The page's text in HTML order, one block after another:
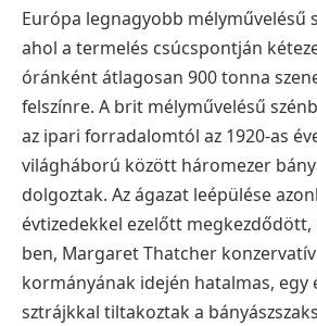
Európa legnagyobb mélyművelésű
ahol a termelés csúcspontján
óránként átlagosan 900 tonna
felszínre. A brit mélyművelésű
az ipari forradalomtól az 1920-as
világháború között háromezer
dolgoztak. Az ágazat leépülése
évtizedekkel ezelőtt megkezdődött,
ben, Margaret Thatcher
kormányának idején hatalmas, egy
sztrájkkal tiltakoztak a